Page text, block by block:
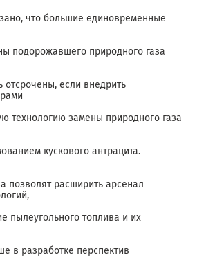
что большие единовременные
подорожавшего природного газа
отсрочены, если внедрить
технологию замены природного газа
кускового антрацита.
позволят расширить арсенал
пылеугольного топлива и их
в разработке перспектив